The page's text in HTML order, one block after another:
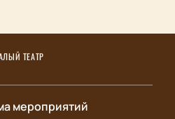
ТЕАТР
мероприятий